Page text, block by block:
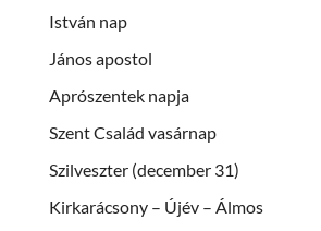
István nap
János apostol
Aprószentek napja
Szent Család vasárnap
Szilveszter (december 31)
Kirkarácsony – Újév – Álmos